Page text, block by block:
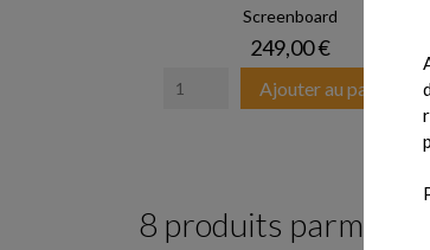
Screenboard
Prix
249,00 €
Ajouter au panier
8 produits parmi